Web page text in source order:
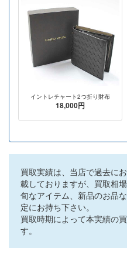
イントレチャート2つ折り財布
18,000円
買取実績は、当店で過去に
載しておりますが、買取相
旬なアイテム、新品のお品
定にお持ち下さい。
買取時期によって本実績の
す。